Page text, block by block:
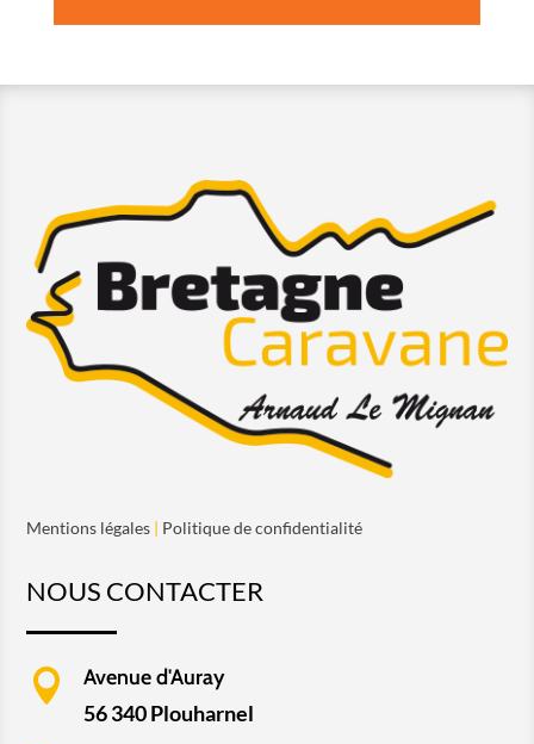
Mentions légales | Politique de confidentialité
NOUS CONTACTER

Avenue d'Auray
56 340 Plouharnel